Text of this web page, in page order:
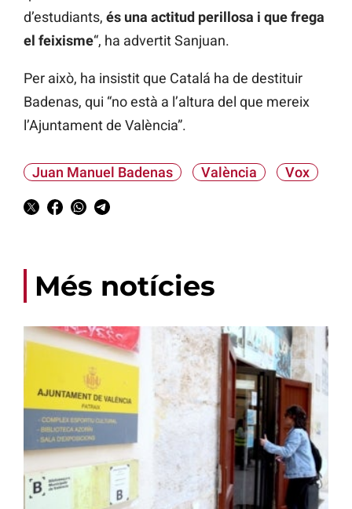
d’estudiants, és una actitud perillosa i que frega
el feixisme“, ha advertit Sanjuan.
Per això, ha insistit que Catalá ha de destituir
Badenas, qui “no està a l’altura del que mereix
l’Ajuntament de València”.
Juan Manuel Badenas València Vox
Més notícies